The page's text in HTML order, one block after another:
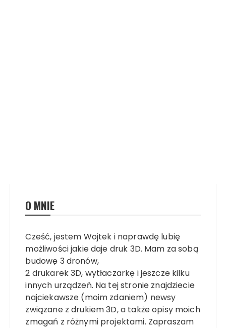
O MNIE
Cześć, jestem Wojtek i naprawdę lubię
możliwości jakie daje druk 3D. Mam za sobą
budowę 3 dronów,
2 drukarek 3D, wytłaczarkę i jeszcze kilku
innych urządzeń. Na tej stronie znajdziecie
najciekawsze (moim zdaniem) newsy
związane z drukiem 3D, a także opisy moich
zmagań z różnymi projektami. Zapraszam